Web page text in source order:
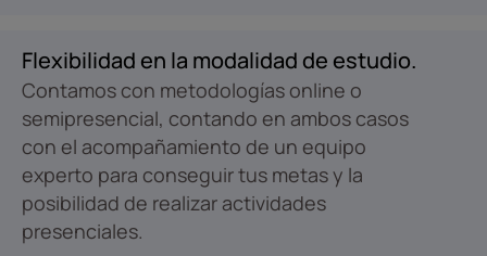
Flexibilidad en la modalidad de estudio.
Contamos con metodologías online o
semipresencial, contando en ambos casos
con el acompañamiento de un equipo
experto para conseguir tus metas y la
posibilidad de realizar actividades
presenciales.